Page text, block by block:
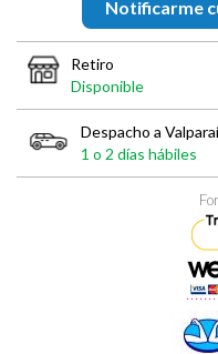
Notificarme
Retiro
Disponible
Despacho a
1 o 2 días hábiles